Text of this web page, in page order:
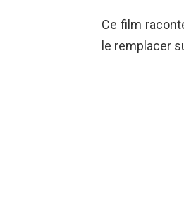
Ce film
le remplacer